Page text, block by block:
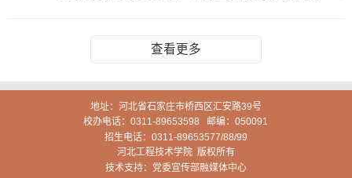
查看更多
地址：河北省石家庄市桥西区汇安路39号
校办电话：0311-89653598 邮编：050091
招生电话：0311-89653577/88/99
河北工程技术学院 版权所有
技术支持：党委宣传部融媒体中心